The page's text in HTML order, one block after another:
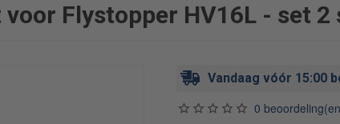
Flystopper HV16L - set 2
Vandaag vóór 15:00
0